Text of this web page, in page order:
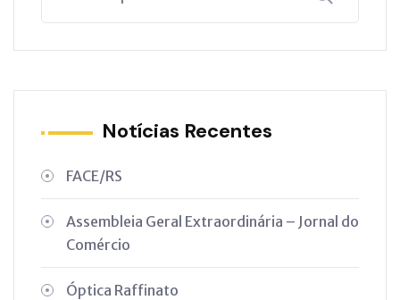
Notícias Recentes
FACE/RS
Assembleia Geral Extraordinária – Jornal do
Comércio
Óptica Raffinato